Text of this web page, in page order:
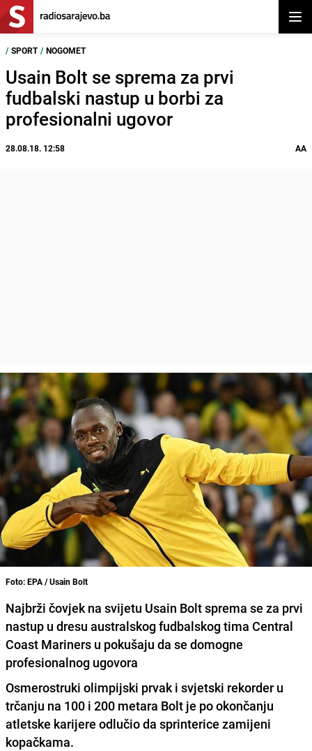
/ SPORT / NOGOMET
Usain Bolt se sprema za prvi
fudbalski nastup u borbi za
profesionalni ugovor
28.08.18. 12:58 AA
Foto: EPA / Usain Bolt
Najbrži čovjek na svijetu Usain Bolt sprema se za prvi
nastup u dresu australskog fudbalskog tima Central
Coast Mariners u pokušaju da se domogne
profesionalnog ugovora
Osmerostruki olimpijski prvak i svjetski rekorder u
trčanju na 100 i 200 metara Bolt je po okončanju
atletske karijere odlučio da sprinterice zamijeni
kopačkama.